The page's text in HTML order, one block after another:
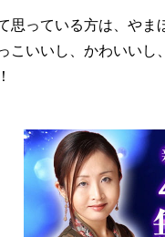
思っている方は、や
こいいし、かわいい
！